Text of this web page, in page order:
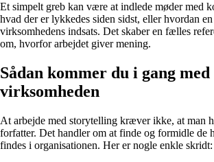
Et simpelt greb kan være at indlede møder med
hvad der er lykkedes siden sidst, eller hvordan
virksomhedens indsats. Det skaber en fælles
om, hvorfor arbejdet giver mening.
Sådan kommer du i gang
virksomheden
At arbejde med storytelling kræver ikke, at man
forfatter. Det handler om at finde og formidle de
findes i organisationen. Her er nogle enkle skridt: